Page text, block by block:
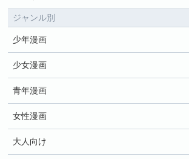
ジャンル別
少年漫画
少女漫画
青年漫画
女性漫画
大人向け